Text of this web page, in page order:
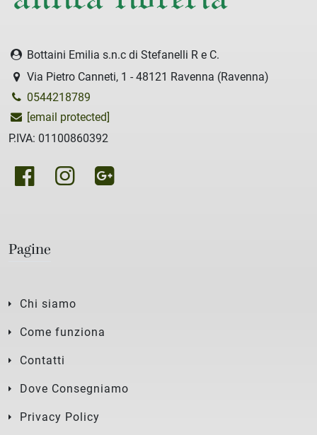
Bottaini Emilia s.n.c di Stefanelli R e C.
Via Pietro Canneti, 1 - 48121 Ravenna (Ravenna)
0544218789
[email protected]
P.IVA: 01100860392
Pagine
Chi siamo
Come funziona
Contatti
Dove Consegniamo
Privacy Policy